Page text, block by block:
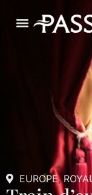
EUROPE,